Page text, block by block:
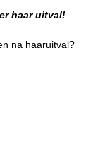
haar uitval!
na haaruitval?